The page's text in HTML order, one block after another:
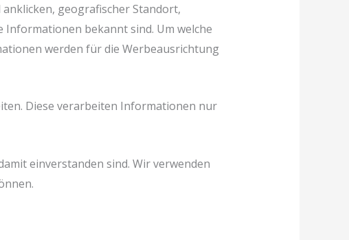
geografischer Standort,
bekannt sind. Um welche
werden für die Werbeausrichtung
Diese verarbeiten Informationen nur
einverstanden sind. Wir verwenden